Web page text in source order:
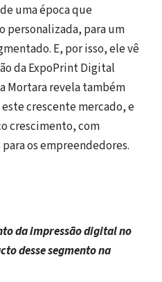
uma época que
personalizada, para um
E, por isso, ele vê
da ExpoPrint Digital
Mortara revela também
crescente mercado, e
crescimento, com
os empreendedores.
da impressão digital no
desse segmento na